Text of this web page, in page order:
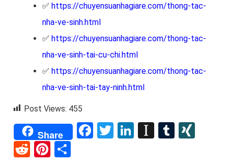
✅ https://chuyensuanhagiare.com/thong-tac-
nha-ve-sinh.html
✅ https://chuyensuanhagiare.com/thong-tac-
nha-ve-sinh-tai-cu-chi.html
✅ https://chuyensuanhagiare.com/thong-tac-
nha-ve-sinh-tai-tay-ninh.html
Post Views: 455
Share Facebook
TwitterLinkedInTumblr
RedditPinterest